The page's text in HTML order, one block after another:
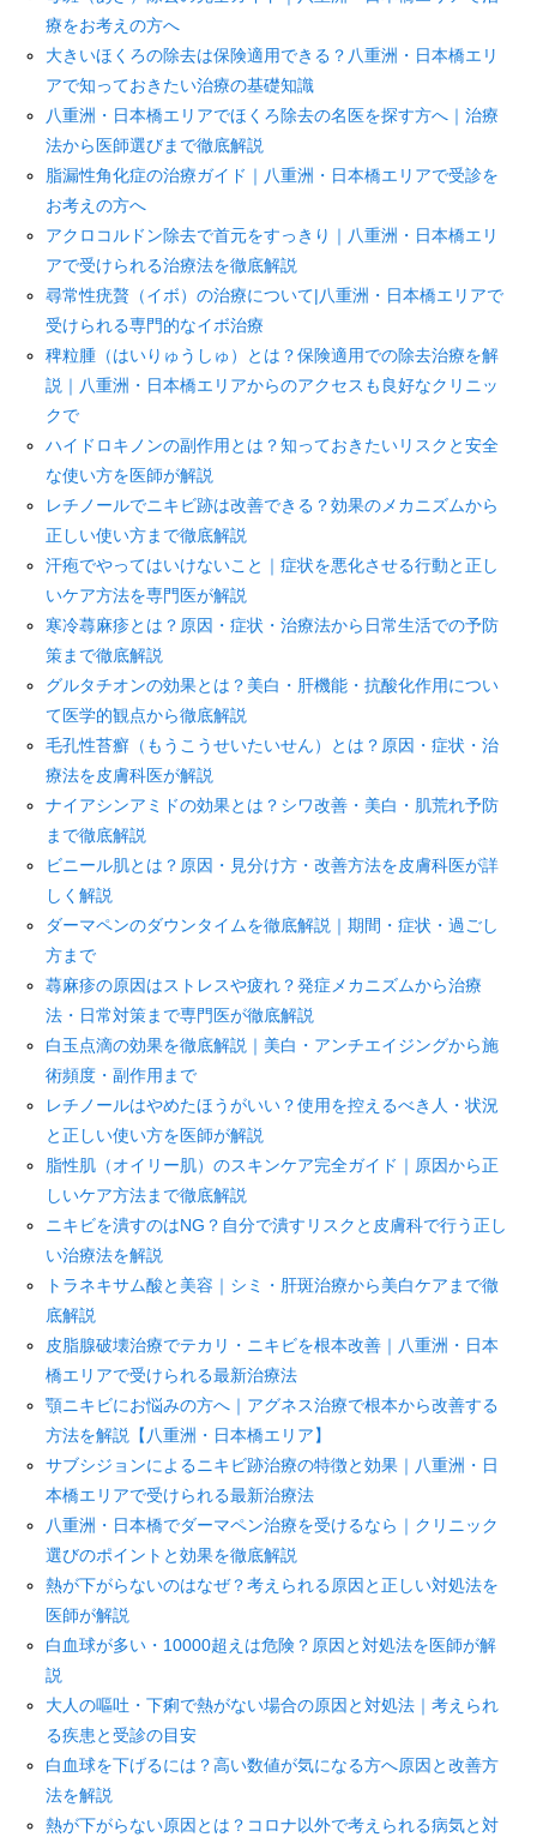
療をお考えの方へ
大きいほくろの除去は保険適用できる？八重洲・日本橋エリ
アで知っておきたい治療の基礎知識
八重洲・日本橋エリアでほくろ除去の名医を探す方へ｜治療
法から医師選びまで徹底解説
脂漏性角化症の治療ガイド｜八重洲・日本橋エリアで受診を
お考えの方へ
アクロコルドン除去で首元をすっきり｜八重洲・日本橋エリ
アで受けられる治療法を徹底解説
尋常性疣贅（イボ）の治療について|八重洲・日本橋エリアで
受けられる専門的なイボ治療
稗粒腫（はいりゅうしゅ）とは？保険適用での除去治療を解
説｜八重洲・日本橋エリアからのアクセスも良好なクリニッ
クで
ハイドロキノンの副作用とは？知っておきたいリスクと安全
な使い方を医師が解説
レチノールでニキビ跡は改善できる？効果のメカニズムから
正しい使い方まで徹底解説
汗疱でやってはいけないこと｜症状を悪化させる行動と正し
いケア方法を専門医が解説
寒冷蕁麻疹とは？原因・症状・治療法から日常生活での予防
策まで徹底解説
グルタチオンの効果とは？美白・肝機能・抗酸化作用につい
て医学的観点から徹底解説
毛孔性苔癬（もうこうせいたいせん）とは？原因・症状・治
療法を皮膚科医が解説
ナイアシンアミドの効果とは？シワ改善・美白・肌荒れ予防
まで徹底解説
ビニール肌とは？原因・見分け方・改善方法を皮膚科医が詳
しく解説
ダーマペンのダウンタイムを徹底解説｜期間・症状・過ごし
方まで
蕁麻疹の原因はストレスや疲れ？発症メカニズムから治療
法・日常対策まで専門医が徹底解説
白玉点滴の効果を徹底解説｜美白・アンチエイジングから施
術頻度・副作用まで
レチノールはやめたほうがいい？使用を控えるべき人・状況
と正しい使い方を医師が解説
脂性肌（オイリー肌）のスキンケア完全ガイド｜原因から正
しいケア方法まで徹底解説
ニキビを潰すのはNG？自分で潰すリスクと皮膚科で行う正し
い治療法を解説
トラネキサム酸と美容｜シミ・肝斑治療から美白ケアまで徹
底解説
皮脂腺破壊治療でテカリ・ニキビを根本改善｜八重洲・日本
橋エリアで受けられる最新治療法
顎ニキビにお悩みの方へ｜アグネス治療で根本から改善する
方法を解説【八重洲・日本橋エリア】
サブシジョンによるニキビ跡治療の特徴と効果｜八重洲・日
本橋エリアで受けられる最新治療法
八重洲・日本橋でダーマペン治療を受けるなら｜クリニック
選びのポイントと効果を徹底解説
熱が下がらないのはなぜ？考えられる原因と正しい対処法を
医師が解説
白血球が多い・10000超えは危険？原因と対処法を医師が解
説
大人の嘔吐・下痢で熱がない場合の原因と対処法｜考えられ
る疾患と受診の目安
白血球を下げるには？高い数値が気になる方へ原因と改善方
法を解説
熱が下がらない原因とは？コロナ以外で考えられる病気と対